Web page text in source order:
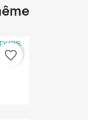
favorite_border